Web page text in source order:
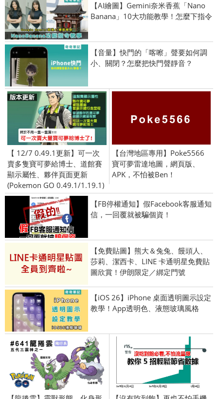
【AI繪圖】Gemini奈米香蕉「Nano
Banana」10大功能教學！怎麼下指令
【音量】快門的「喀嚓」聲要如何調
小、關閉？怎麼把快門聲靜音？
【 12/7 0.49.1更新】可一次
賣多隻寶可夢給博士、道館賽
顯示屬性、夥伴頁面更新
(Pokemon GO 0.49.1/1.19.1)
【台灣地區專用】Poke5566
寶可夢雷達地圖，網頁版、
APK，不怕被Ben！
【FB停權通知】假Facebook客服通知
信，一回覆就被騙個資！
【免費貼圖】熊大＆兔兔、饅頭人、
莎莉、潔西卡、LINE 卡通明星免費貼
圖欣賞！伊朗限定／綁定門號
【iOS 26】iPhone 桌面透明圖示設定
教學！App透明色、液態玻璃風格